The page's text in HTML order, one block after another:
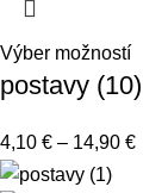
Výber možností
postavy (10)
4,10 € – 14,90 €